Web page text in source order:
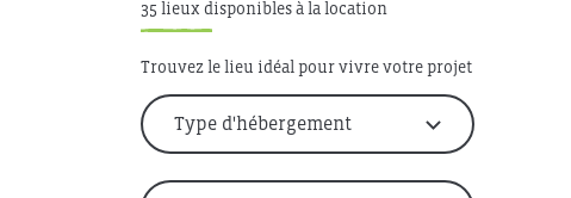
35 lieux disponibles à la location
Trouvez le lieu idéal pour vivre votre projet